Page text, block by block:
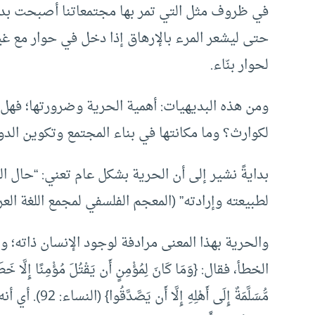
في ظروف مثل التي تمر بها مجتمعاتنا أصبحت
حتى ليشعر المرء بالإرهاق إذا دخل في حوار
لحوار بنّاء.
ومن هذه البديهيات: أهمية الحرية وضرورتها؛
لكوارث؟ وما مكانتها في بناء المجتمع وتكوين
بدايةً نشير إلى أن الحرية بشكل عام تعني: “حال
لطبيعته وإرادته” (المعجم الفلسفي لمجمع اللغة
والحرية بهذا المعنى مرادفة لوجود الإنسان
الخطأ، فقال: {وَمَا كَانَ لِمُؤْمِنٍ أَن يَقْتُلَ مُؤْمِنًا
مُّسَلَّمَةٌ إِلَى